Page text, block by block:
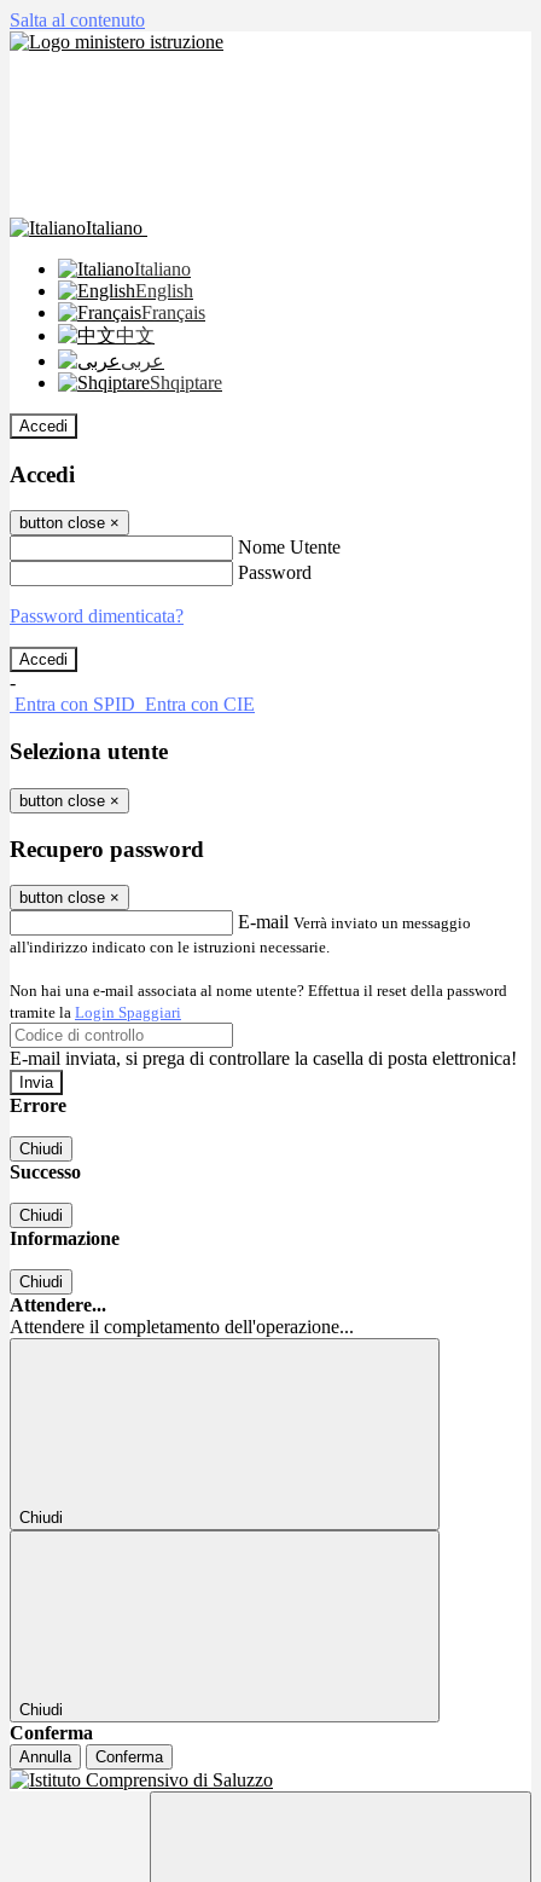
Salta al contenuto
Italiano
Italiano
English
Français
中文
عربى
Shqiptare
Accedi
Accedi
button close ×
Nome Utente
Password
Password dimenticata?
-
Entra con SPID Entra con CIE
Seleziona utente
button close ×
Recupero password
button close ×
E-mail Verrà inviato un messaggio
all'indirizzo indicato con le istruzioni necessarie.
Non hai una e-mail associata al nome utente? Effettua il reset della password
tramite la Login Spaggiari
E-mail inviata, si prega di controllare la casella di posta elettronica!
Errore
Chiudi
Successo
Chiudi
Informazione
Chiudi
Attendere...
Attendere il completamento dell'operazione...
Chiudi
Chiudi
Conferma
Annulla Conferma